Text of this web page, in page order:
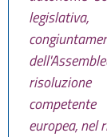
europea, nel